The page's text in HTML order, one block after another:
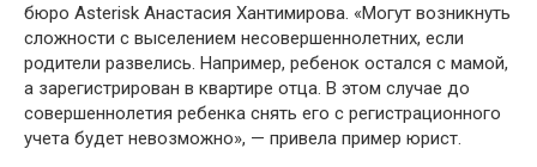
бюро Asterisk Анастасия Хантимирова. «Могут возникнуть
сложности с выселением несовершеннолетних, если
родители развелись. Например, ребенок остался с мамой,
а зарегистрирован в квартире отца. В этом случае до
совершеннолетия ребенка снять его с регистрационного
учета будет невозможно», — привела пример юрист.